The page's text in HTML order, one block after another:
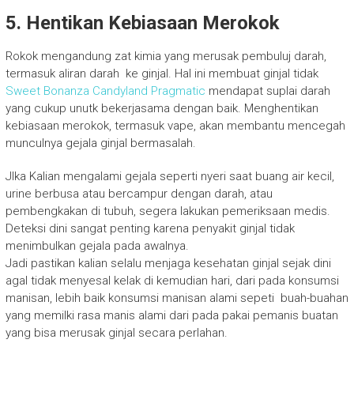
5. Hentikan Kebiasaan Merokok
Rokok mengandung zat kimia yang merusak pembuluj darah,
termasuk aliran darah ke ginjal. Hal ini membuat ginjal tidak
Sweet Bonanza Candyland Pragmatic mendapat suplai darah
yang cukup unutk bekerjasama dengan baik. Menghentikan
kebiasaan merokok, termasuk vape, akan membantu mencegah
munculnya gejala ginjal bermasalah.
JIka Kalian mengalami gejala seperti nyeri saat buang air kecil,
urine berbusa atau bercampur dengan darah, atau
pembengkakan di tubuh, segera lakukan pemeriksaan medis.
Deteksi dini sangat penting karena penyakit ginjal tidak
menimbulkan gejala pada awalnya.
Jadi pastikan kalian selalu menjaga kesehatan ginjal sejak dini
agal tidak menyesal kelak di kemudian hari, dari pada konsumsi
manisan, lebih baik konsumsi manisan alami sepeti buah-buahan
yang memilki rasa manis alami dari pada pakai pemanis buatan
yang bisa merusak ginjal secara perlahan.